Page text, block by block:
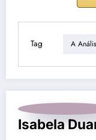
Tag A
Isabela